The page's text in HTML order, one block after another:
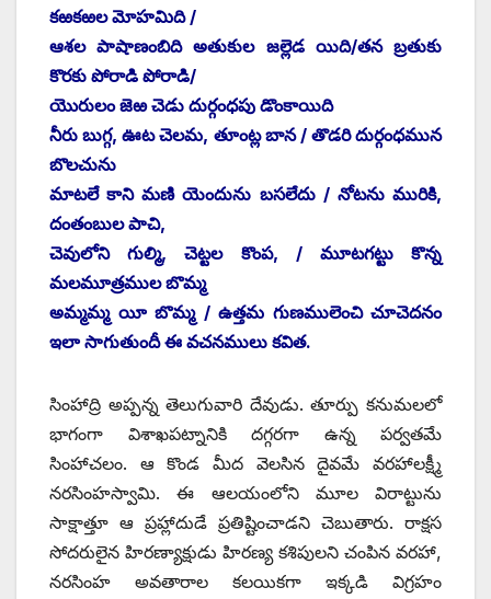
కఱకఱల మోహమిది /
ఆశల పాషాణంబిది అతుకుల జల్లెడ యిది/తన బ్రతుకు
కొరకు పోరాడి పోరాడి/
యొరులం జెఱ చెడు దుర్గంధపు డొంకాయిది
నీరు బుగ్గ, ఊట చెలమ, తూంట్ల బాన / తొడరి దుర్గంధమున
బొలచును
మాటలే కాని మణి యెందును బసలేదు / నోటను మురికి,
దంతంబుల పాచి,
చెవులోని గుల్మి, చెట్టల కొంప, / మూటగట్టు కొన్న
మలమూత్రముల బొమ్మ
అమ్మమ్మ యీ బొమ్మ / ఉత్తమ గుణములెంచి చూచెదనం
ఇలా సాగుతుందీ ఈ వచనములు కవిత.
సింహాద్రి అప్పన్న తెలుగువారి దేవుడు. తూర్పు కనుమలలో
భాగంగా విశాఖపట్నానికి దగ్గరగా ఉన్న పర్వతమే
సింహాచలం. ఆ కొండ మీద వెలసిన దైవమే వరహాలక్ష్మీ
నరసింహస్వామి. ఈ ఆలయంలోని మూల విరాట్టును
సాక్షాత్తూ ఆ ప్రహ్లాదుడే ప్రతిష్టించాడని చెబుతారు. రాక్షస
సోదరులైన హిరణ్యాక్షుడు హిరణ్య కశిపులని చంపిన వరహా,
నరసింహ అవతారాల కలయికగా ఇక్కడి విగ్రహం